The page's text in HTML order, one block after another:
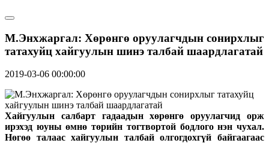
М.Энхжаргал: Хөрөнгө оруулагчдын сонирхлыг
татахуйц хайгуулын шинэ талбай шаардлагатай
2019-03-06 00:00:00
Хайгуулын салбарт гадаадын хөрөнгө оруулагчид орж
ирэхэд юуны өмнө төрийн тогтвортой бодлого нэн чухал.
Нөгөө талаас хайгуулын талбай олгогдохгүй байгаагаас